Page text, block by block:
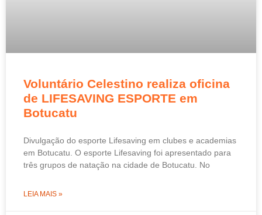
Voluntário Celestino realiza oficina
de LIFESAVING ESPORTE em
Botucatu
Divulgação do esporte Lifesaving em clubes e academias
em Botucatu. O esporte Lifesaving foi apresentado para
três grupos de natação na cidade de Botucatu. No
LEIA MAIS »